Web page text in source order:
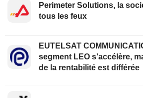
Perimeter Solutions, la
tous les feux
EUTELSAT
segment LEO s'accélère,
de la rentabilité est différée